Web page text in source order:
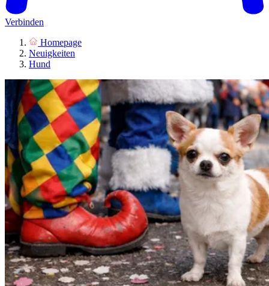
Verbinden
Homepage
Neuigkeiten
Hund